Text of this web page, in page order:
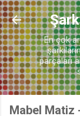
En çok
parçaları
Mabel Matiz